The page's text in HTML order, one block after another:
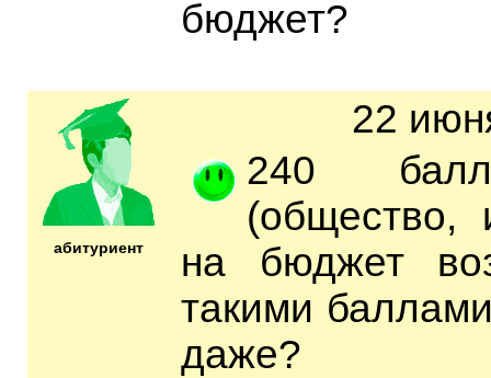
бюджет?
абитуриент
22
240
(общество,
на бюджет
такими
даже?